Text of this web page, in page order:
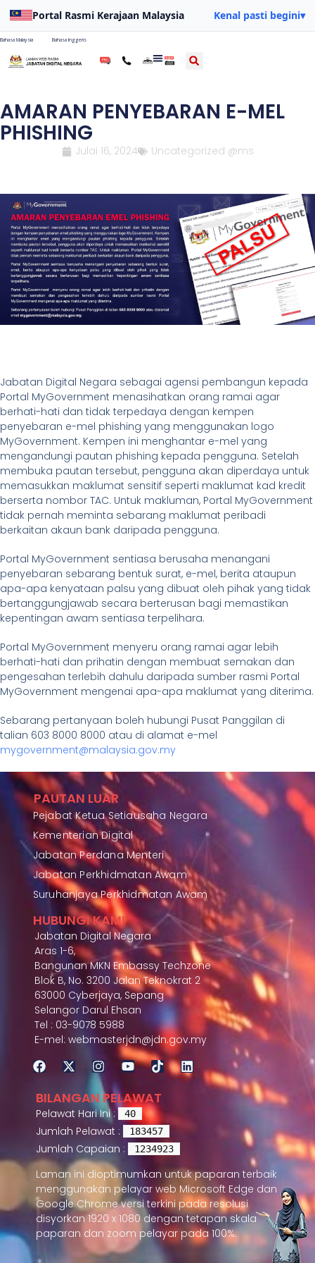
Portal Rasmi Kerajaan Malaysia Kenal pasti begini▾
Bahasa Malaysia Bahasa Inggeris
AMARAN PENYEBARAN E-MEL
PHISHING
Julai 16, 2024 Uncategorized @ms
Jabatan Digital Negara sebagai agensi pembangun kepada
Portal MyGovernment menasihatkan orang ramai agar
berhati-hati dan tidak terpedaya dengan kempen
penyebaran e-mel phishing yang menggunakan logo
MyGovernment. Kempen ini menghantar e-mel yang
mengandungi pautan phishing kepada pengguna. Setelah
membuka pautan tersebut, pengguna akan diperdaya untuk
memasukkan maklumat sensitif seperti maklumat kad kredit
berserta nombor TAC. Untuk makluman, Portal MyGovernment
tidak pernah meminta sebarang maklumat peribadi
berkaitan akaun bank daripada pengguna.
Portal MyGovernment sentiasa berusaha menangani
penyebaran sebarang bentuk surat, e-mel, berita ataupun
apa-apa kenyataan palsu yang dibuat oleh pihak yang tidak
bertanggungjawab secara berterusan bagi memastikan
kepentingan awam sentiasa terpelihara.
Portal MyGovernment menyeru orang ramai agar lebih
berhati-hati dan prihatin dengan membuat semakan dan
pengesahan terlebih dahulu daripada sumber rasmi Portal
MyGovernment mengenai apa-apa maklumat yang diterima.
Sebarang pertanyaan boleh hubungi Pusat Panggilan di
talian 603 8000 8000 atau di alamat e-mel
mygovernment@malaysia.gov.my
PAUTAN LUAR
Pejabat Ketua Setiausaha Negara
Kementerian Digital
Jabatan Perdana Menteri
Jabatan Perkhidmatan Awam
Suruhanjaya Perkhidmatan Awam
HUBUNGI KAMI
Jabatan Digital Negara
Aras 1-6,
Bangunan MKN Embassy Techzone
Blok B, No. 3200 Jalan Teknokrat 2
63000 Cyberjaya, Sepang
Selangor Darul Ehsan
Tel : 03-9078 5988
E-mel: webmasterjdn@jdn.gov.my
BILANGAN PELAWAT
Pelawat Hari Ini : 40
Jumlah Pelawat : 183457
Jumlah Capaian : 1234923
Laman ini dioptimumkan untuk paparan terbaik
menggunakan pelayar web Microsoft Edge dan
Google Chrome versi terkini pada resolusi
disyorkan 1920 x 1080 dengan tetapan skala
paparan dan zoom pelayar pada 100%.